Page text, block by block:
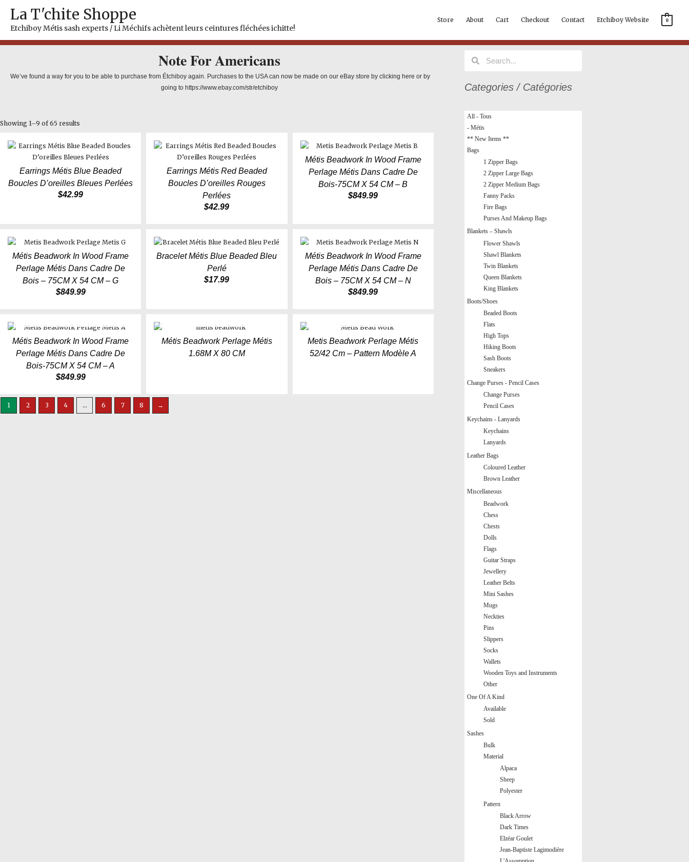
content
La T'chite Shoppe
Etchiboy Métis sash experts / Li Méchifs achètent leurs ceintures fléchées ichitte!
Store About Cart Checkout Contact Etchiboy Website 0
Note For Americans
We’ve found a way for you to be able to purchase from Étchiboy again. Purchases to the USA can now be made on our eBay store by clicking here or by
going to https://www.ebay.com/str/etchiboy
Showing 1–9 of 65 results
Earrings Métis Blue Beaded
Boucles D’oreilles Bleues Perlées
$42.99
Earrings Métis Red Beaded
Boucles D’oreilles Rouges
Perlées
$42.99
Métis Beadwork In Wood Frame
Perlage Métis Dans Cadre De
Bois-75CM X 54 CM – B
$849.99
Métis Beadwork In Wood Frame
Perlage Métis Dans Cadre De
Bois – 75CM X 54 CM – G
$849.99
Bracelet Métis Blue Beaded Bleu
Perlé
$17.99
Métis Beadwork In Wood Frame
Perlage Métis Dans Cadre De
Bois – 75CM X 54 CM – N
$849.99
Métis Beadwork In Wood Frame
Perlage Métis Dans Cadre De
Bois-75CM X 54 CM – A
$849.99
Métis Beadwork Perlage Métis
1.68M X 80 CM
Metis Beadwork Perlage Métis
52/42 Cm – Pattern Modèle A
1 2 3 4 … 6 7 8 →
SearchSearch
Categories / Catégories
All - Tous
- Métis
** New Items **
Bags
1 Zipper Bags
2 Zipper Large Bags
2 Zipper Medium Bags
Fanny Packs
Fire Bags
Purses And Makeup Bags
Blankets – Shawls
Flower Shawls
Shawl Blankets
Twin Blankets
Queen Blankets
King Blankets
Boots/Shoes
Beaded Boots
Flats
High Tops
Hiking Boots
Sash Boots
Sneakers
Change Purses - Pencil Cases
Change Purses
Pencil Cases
Keychains - Lanyards
Keychains
Lanyards
Leather Bags
Coloured Leather
Brown Leather
Miscellaneous
Beadwork
Chess
Chests
Dolls
Flags
Guitar Straps
Jewellery
Leather Belts
Mini Sashes
Mugs
Neckties
Pins
Slippers
Socks
Wallets
Wooden Toys and Instruments
Other
One Of A Kind
Available
Sold
Sashes
Bulk
Material
Alpaca
Sheep
Polyester
Pattern
Black Arrow
Dark Times
Elzéar Goulet
Jean-Baptiste Lagimodière